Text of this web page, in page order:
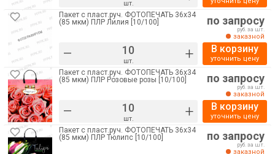
шт.
Пакет с пласт.руч. ФОТОПЕЧАТЬ 36х34
(85 мкм) ПЛР Лилия [10/100]
– шт. +
по запросу
руб. за шт.
заказной
В корзину
уточнить цену
Пакет с пласт.руч. ФОТОПЕЧАТЬ 36х34
(85 мкм) ПЛР Розовые розы [10/100]
– шт. +
по запросу
руб. за шт.
заказной
В корзину
уточнить цену
Пакет с пласт.руч. ФОТОПЕЧАТЬ 36х34
(85 мкм) ПЛР Тюлипс [10/100]
по запросу
руб. за шт.
заказной